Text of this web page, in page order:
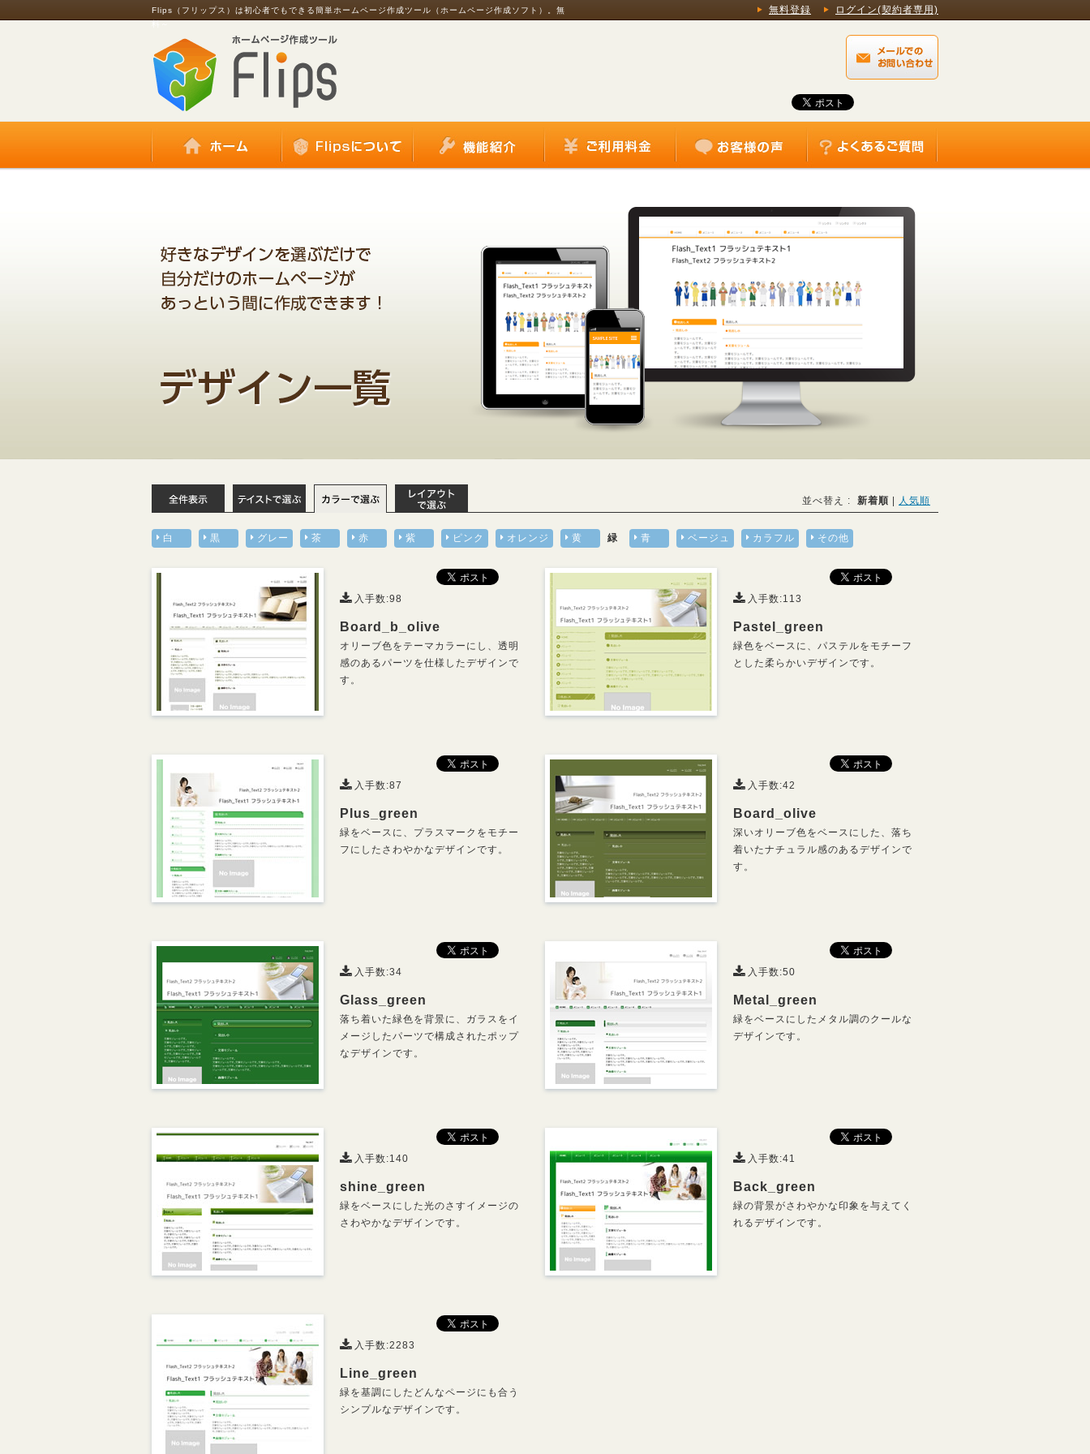
Flips（フリップス）は初心者でもできる簡単ホームページ作成ツール（ホームページ作成ソフト）。無
無料登録 ログイン(契約者専用)
白 黒 グレー 茶 赤 紫 ピンク オレンジ 黄 緑 青 ベージュ カラフル その他
並べ替え : 新着順 人気順
入手数:98
Board_b_olive
オリーブ色をテーマカラーにし、透明
感のあるパーツを仕様したデザインで
す。
入手数:113
Pastel_green
緑色をベースに、パステルをモチーフ
とした柔らかいデザインです。
入手数:87
Plus_green
緑をベースに、プラスマークをモチー
フにしたさわやかなデザインです。
入手数:42
Board_olive
深いオリーブ色をベースにした、落ち
着いたナチュラル感のあるデザインで
す。
入手数:34
Glass_green
落ち着いた緑色を背景に、ガラスをイ
メージしたパーツで構成されたポップ
なデザインです。
入手数:50
Metal_green
緑をベースにしたメタル調のクールな
デザインです。
入手数:140
shine_green
緑をベースにした光のさすイメージの
さわやかなデザインです。
入手数:41
Back_green
緑の背景がさわやかな印象を与えてく
れるデザインです。
入手数:2283
Line_green
緑を基調にしたどんなページにも合う
シンプルなデザインです。